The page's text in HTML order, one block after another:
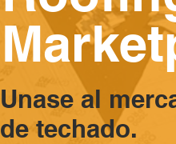
Unase al
de techado.